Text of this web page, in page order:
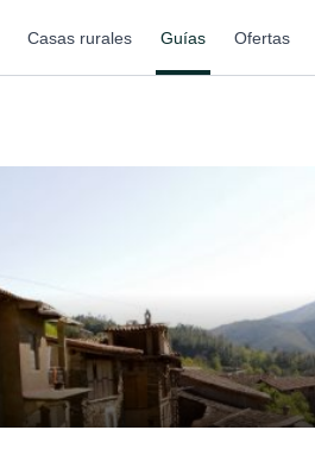
Casas rurales Guías Ofertas